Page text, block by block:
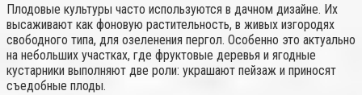
Плодовые культуры часто используются в дачном дизайне. Их
высаживают как фоновую растительность, в живых изгородях
свободного типа, для озеленения пергол. Особенно это актуально
на небольших участках, где фруктовые деревья и ягодные
кустарники выполняют две роли: украшают пейзаж и приносят
съедобные плоды.